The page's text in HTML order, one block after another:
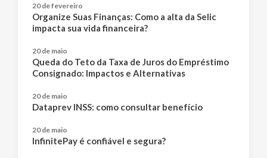
20 de fevereiro
Organize Suas Finanças: Como a alta da Selic
impacta sua vida financeira?
20 de maio
Queda do Teto da Taxa de Juros do Empréstimo
Consignado: Impactos e Alternativas
20 de maio
Dataprev INSS: como consultar benefício
20 de maio
InfinitePay é confiável e segura?